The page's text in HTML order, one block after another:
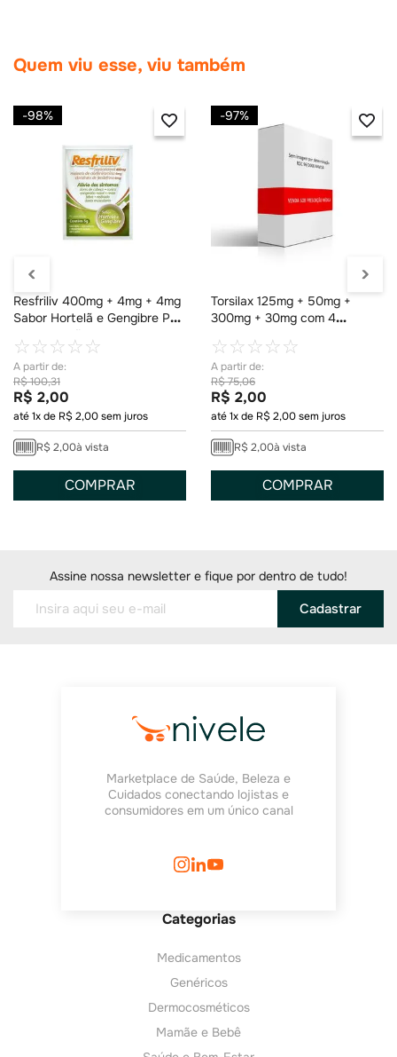
Quem viu esse, viu também
-98%
Resfriliv 400mg + 4mg + 4mg
Sabor Hortelã e Gengibre Pó
para Solução 1 Envelope de
5g
☆☆☆☆☆
R$100,31
R$ 2,00
até1x de R$2,00sem juros
R$ 2,00à vista
COMPRAR
-97%
Torsilax 125mg + 50mg +
300mg + 30mg com 4
☆☆☆☆☆
R$75,06
R$ 2,00
até1x de R$2,00sem juros
R$ 2,00à vista
COMPRAR
Assine nossa newsletter e fique por dentro de tudo!
Cadastrar
Marketplace de Saúde, Beleza e
Cuidados conectando lojistas e
consumidores em um único canal
Categorias
Medicamentos
Genéricos
Dermocosméticos
Mamãe e Bebê